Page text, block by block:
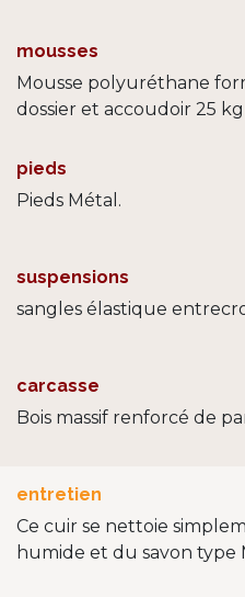
mousses
Mousse polyuréthane
dossier et accoudoir 25
pieds
Pieds Métal.
suspensions
sangles élastique
carcasse
Bois massif renforcé de
entretien
Ce cuir se nettoie
humide et du savon type